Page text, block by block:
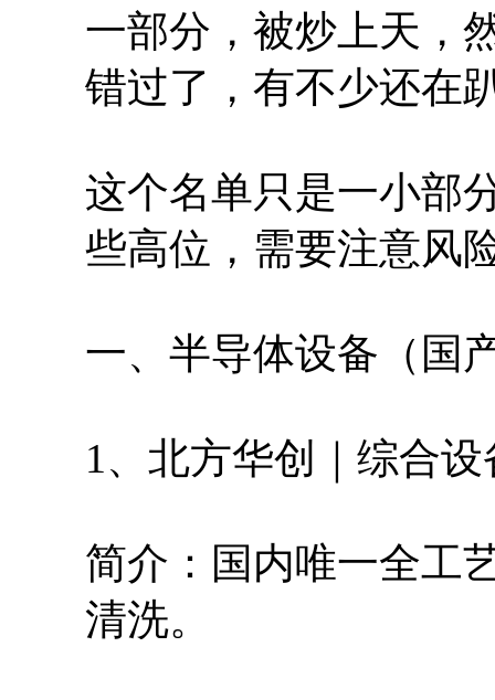
一部分，被炒上天，
错过了，有不少还在
这个名单只是一小部
些高位，需要注意风
一、半导体设备（国
1、北方华创｜综合
简介：国内唯一全工
清洗。